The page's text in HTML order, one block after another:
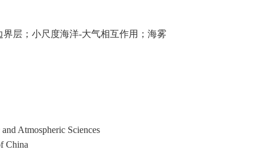
界层；小尺度海洋-大气相互作用；海雾
Atmospheric Sciences
China